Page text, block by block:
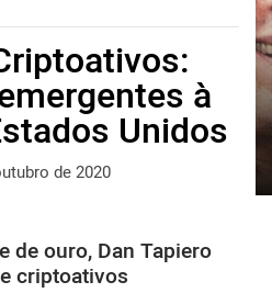
à
Unidos
de 2020
de ouro, Dan Tapiero
criptoativos